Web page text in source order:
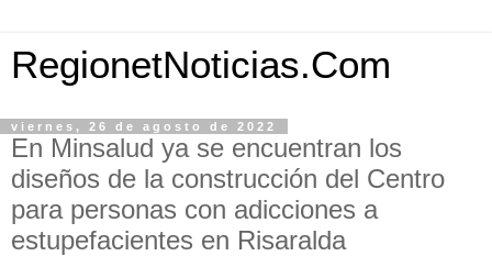
RegionetNoticias.Com
viernes, 26 de agosto de 2022
En Minsalud ya se encuentran los
diseños de la construcción del Centro
para personas con adicciones a
estupefacientes en Risaralda